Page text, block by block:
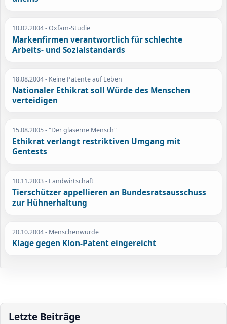
10.02.2004- Oxfam-Studie
Markenfirmen verantwortlich für schlechte
Arbeits- und Sozialstandards
18.08.2004- Keine Patente auf Leben
Nationaler Ethikrat soll Würde des Menschen
verteidigen
15.08.2005- "Der gläserne Mensch"
Ethikrat verlangt restriktiven Umgang mit
Gentests
10.11.2003- Landwirtschaft
Tierschützer appellieren an Bundesratsausschuss
zur Hühnerhaltung
20.10.2004- Menschenwürde
Klage gegen Klon-Patent eingereicht
Letzte Beiträge